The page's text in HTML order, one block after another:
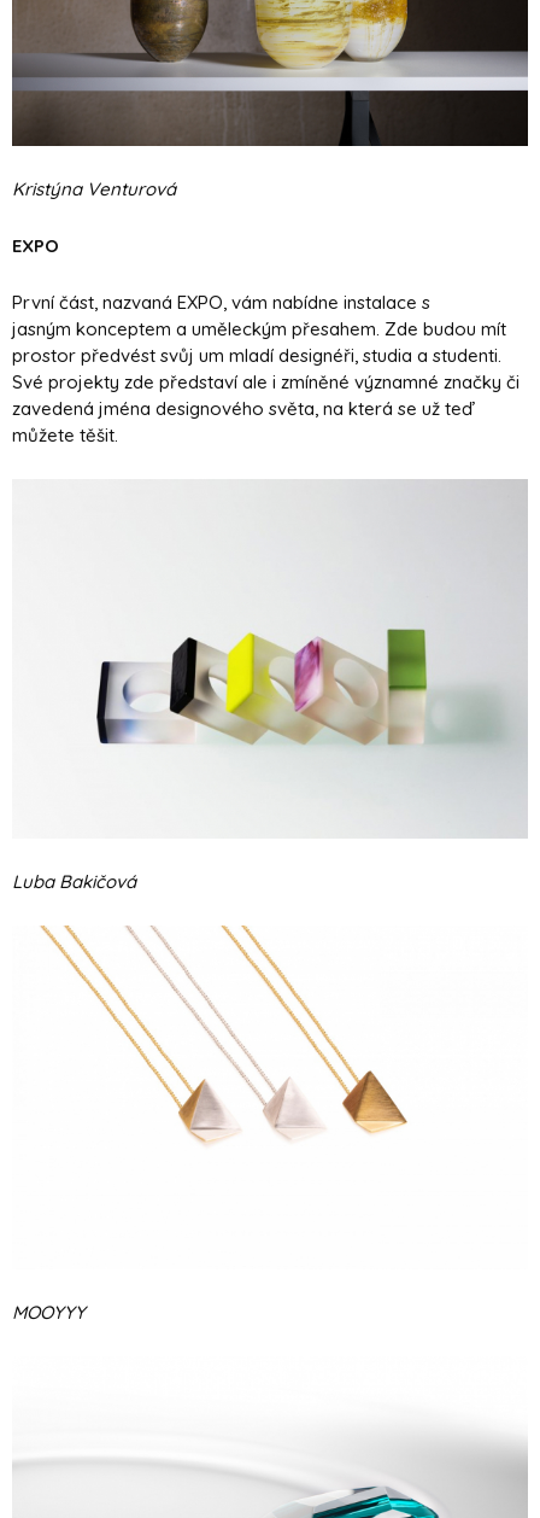
Kristýna Venturová
EXPO
První část, nazvaná EXPO, vám nabídne instalace s
jasným konceptem a uměleckým přesahem. Zde budou mít
prostor předvést svůj um mladí designéři, studia a studenti.
Své projekty zde představí ale i zmíněné významné značky či
zavedená jména designového světa, na která se už teď
můžete těšit.
Luba Bakičová
MOOYYY